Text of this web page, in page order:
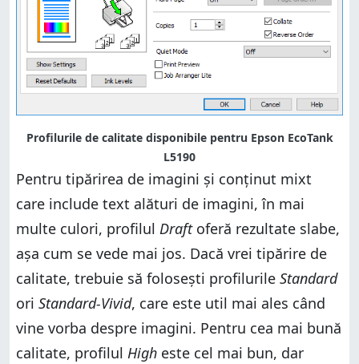
Profilurile de calitate disponibile pentru Epson EcoTank
L5190
Pentru tipărirea de imagini și conținut mixt
care include text alături de imagini, în mai
multe culori, profilul Draftoferă rezultate slabe,
așa cum se vede mai jos. Dacă vrei tipărire de
calitate, trebuie să folosești profilurile Standard
ori Standard-Vivid, care este util mai ales când
vine vorba despre imagini. Pentru cea mai bună
calitate, profilul High este cel mai bun, dar